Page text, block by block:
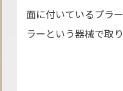
面に付いているプラ
ラーという器械で取り